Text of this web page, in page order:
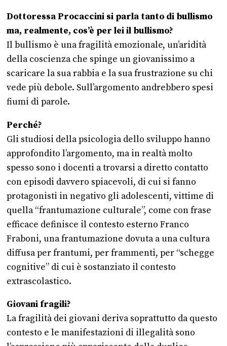
Dottoressa Procaccini si parla tanto di bullismo
ma, realmente, cos’è per lei il bullismo?
Il bullismo è una fragilità emozionale, un’aridità
della coscienza che spinge un giovanissimo a
scaricare la sua rabbia e la sua frustrazione su chi
vede più debole. Sull’argomento andrebbero spesi
fiumi di parole.
Perché?
Gli studiosi della psicologia dello sviluppo hanno
approfondito l’argomento, ma in realtà molto
spesso sono i docenti a trovarsi a diretto contatto
con episodi davvero spiacevoli, di cui si fanno
protagonisti in negativo gli adolescenti, vittime di
quella “frantumazione culturale”, come con frase
efficace definisce il contesto esterno Franco
Fraboni, una frantumazione dovuta a una cultura
diffusa per frantumi, per frammenti, per “schegge
cognitive” di cui è sostanziato il contesto
extrascolastico.
Giovani fragili?
La fragilità dei giovani deriva soprattutto da questo
contesto e le manifestazioni di illegalità sono